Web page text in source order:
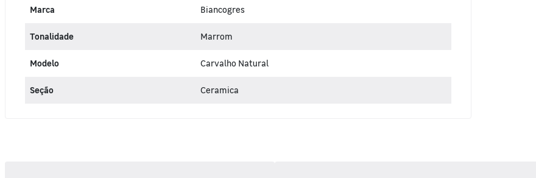
Marca Biancogres
Tonalidade Marrom
Modelo Carvalho Natural
Seção Ceramica